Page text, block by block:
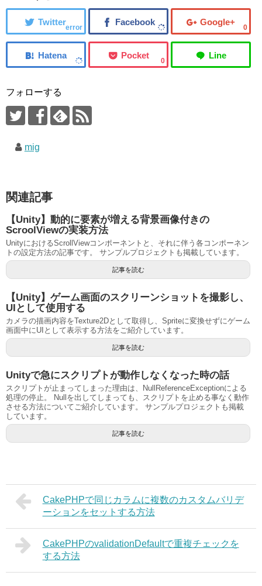
error 0
0
フォローする
mig
関連記事
【Unity】動的に要素が増える背景画像付きの
ScroolViewの実装方法
UnityにおけるScrollViewコンポーネントと、それに伴う各コンポーネン
トの設定方法の記事です。 サンプルプロジェクトも掲載しています。
記事を読む
【Unity】ゲーム画面のスクリーンショットを撮影し、
UIとして使用する
カメラの描画内容をTexture2Dとして取得し、Spriteに変換せずにゲーム
画面中にUIとして表示する方法をご紹介しています。
記事を読む
Unityで急にスクリプトが動作しなくなった時の話
スクリプトが止まってしまった理由は、NullReferenceExceptionによる
処理の停止。 Nullを出してしまっても、スクリプトを止める事なく動作
させる方法についてご紹介しています。 サンプルプロジェクトも掲載
しています。
記事を読む
CakePHPで同じカラムに複数のカスタムバリデ
ーションをセットする方法
CakePHPのvalidationDefaultで重複チェックを
する方法